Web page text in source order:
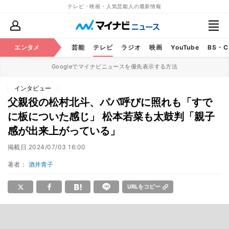
テレビ・映画・人気芸能人の最新情報
エンタメ 芸能 テレビ ラジオ 映画 YouTube BS・
Googleでマイナビニュースを優先表示する方法
インタビュー
父親役の松村北斗、パパ呼びに照れも「すで
に板についた感じ」 松本若菜も太鼓判「親子
感が出来上がっている」
掲載日 2024/07/03 16:00
著者： 酒井青子
URLをコピー